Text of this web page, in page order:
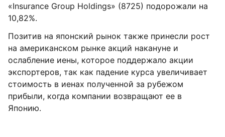
«Insurance Group Holdings» (8725) подорожали на
10,82%.
Позитив на японский рынок также принесли рост
на американском рынке акций накануне и
ослабление иены, которое поддержало акции
экспортеров, так как падение курса увеличивает
стоимость в иенах полученной за рубежом
прибыли, когда компании возвращают ее в
Японию.